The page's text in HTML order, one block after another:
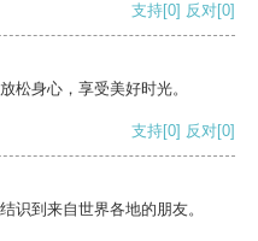
支持[0] 反对[0]
松身心，享受美好时光。
支持[0] 反对[0]
识到来自世界各地的朋友。